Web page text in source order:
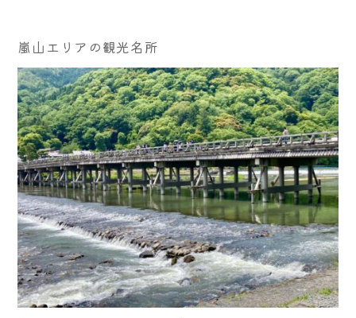
嵐山エリアの観光名所